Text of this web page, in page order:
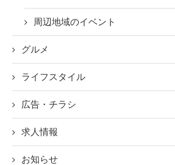
周辺地域のイベント
グルメ
ライフスタイル
広告・チラシ
求人情報
お知らせ